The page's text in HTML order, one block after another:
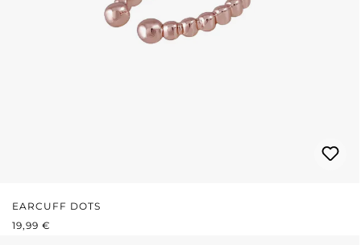
EARCUFF DOTS
REGULÄRER PREIS:
19,99 €